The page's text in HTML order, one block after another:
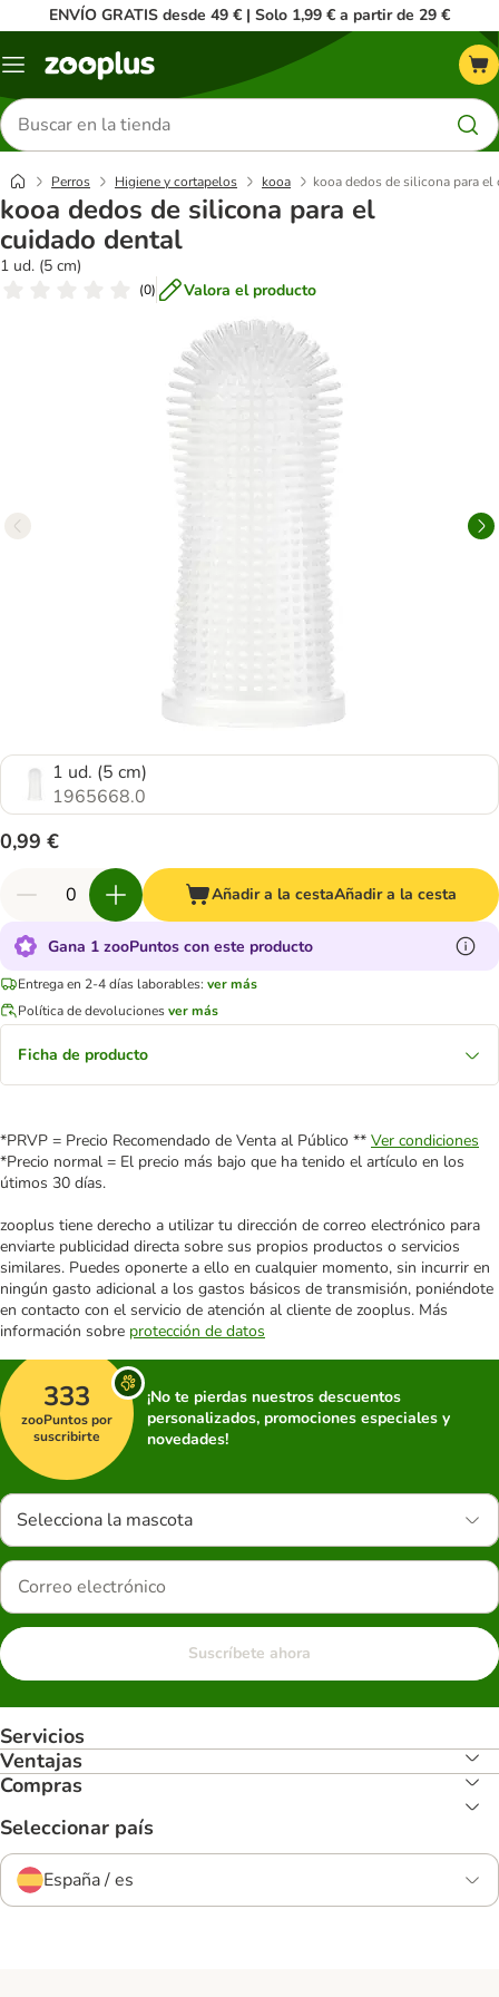
ENVÍO GRATIS desde 49 € | Solo 1,99 € a partir de 29 €
Menú
Buscar
productos
Perros Higiene y cortapelos kooa kooa dedos de silicona para
kooa dedos de silicona para el
cuidado dental
1 ud. (5 cm)
(0) Valora el producto
1 ud. (5 cm)
1965668.0
0,99 €
Añadir a la cestaAñadir a la cesta
Gana 1 zooPuntos con este producto
Entrega en 2-4 días laborables: ver más
Política de devolucionesver más
Ficha de producto
*PRVP = Precio Recomendado de Venta al Público ** Ver condiciones
*Precio normal = El precio más bajo que ha tenido el artículo en los
útimos 30 días.
zooplus tiene derecho a utilizar tu dirección de correo electrónico para
enviarte publicidad directa sobre sus propios productos o servicios
similares. Puedes oponerte a ello en cualquier momento, sin incurrir en
ningún gasto adicional a los gastos básicos de transmisión, poniéndote
en contacto con el servicio de atención al cliente de zooplus. Más
información sobre protección de datos
333
zooPuntos por
suscribirte
¡No te pierdas nuestros descuentos
personalizados, promociones especiales y
novedades!
Selecciona la mascota
Suscríbete ahora
Servicios
Ventajas
Compras
Seleccionar país
España / es